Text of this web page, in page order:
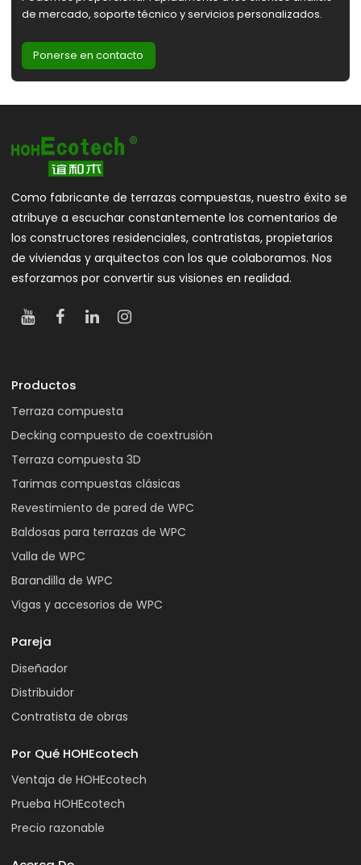
de mercado, soporte técnico y servicios personalizados.
Ponerse en contacto
Como fabricante de terrazas compuestas, nuestro éxito se
atribuye a escuchar constantemente los comentarios de
los constructores residenciales, contratistas, propietarios
de viviendas y arquitectos con los que colaboramos. Nos
esforzamos por convertir sus visiones en realidad.
Productos
Terraza compuesta
Decking compuesto de coextrusión
Terraza compuesta 3D
Tarimas compuestas clásicas
Revestimiento de pared de WPC
Baldosas para terrazas de WPC
Valla de WPC
Barandilla de WPC
Vigas y accesorios de WPC
Pareja
Diseñador
Distribuidor
Contratista de obras
Por Qué HOHEcotech
Ventaja de HOHEcotech
Prueba HOHEcotech
Precio razonable